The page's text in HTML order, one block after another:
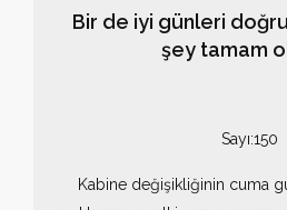
Bir de iyi günleri
şey tamam
Sayı:150
Kabine değişikliğinin cuma